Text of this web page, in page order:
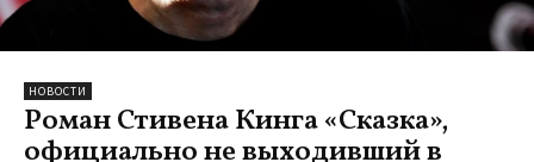
НОВОСТИ
Роман Стивена Кинга «Сказка»,
официально не выходивший в